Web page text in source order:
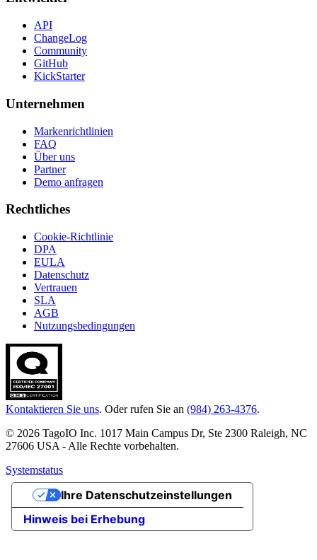
API
ChangeLog
Community
GitHub
KickStarter
Unternehmen
Markenrichtlinien
FAQ
Über uns
Partner
Demo anfragen
Rechtliches
Cookie-Richtlinie
DPA
EULA
Datenschutz
Vertrauen
SLA
AGB
Nutzungsbedingungen
Kontaktieren Sie uns. Oder rufen Sie an (984) 263-4376.
© 2026 TagoIO Inc. 1017 Main Campus Dr, Ste 2300 Raleigh, NC
27606 USA - Alle Rechte vorbehalten.
Systemstatus
Hinweis bei Erhebung
Ihre Datenschutzeinstellungen